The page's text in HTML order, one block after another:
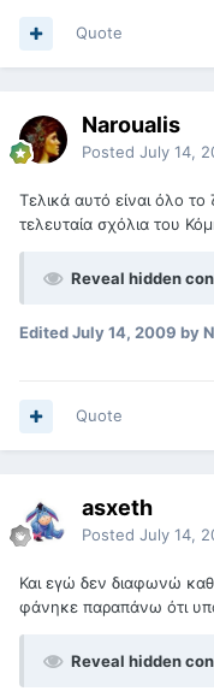
Quote
Naroualis
Posted July 14,
Τελικά αυτό είναι όλο
τελευταία σχόλια του
Reveal hidden
EditedJuly 14, 2009 by
Quote
asxeth
Posted July 14,
Και εγώ δεν διαφωνώ
φάνηκε παραπάνω ότι
Reveal hidden